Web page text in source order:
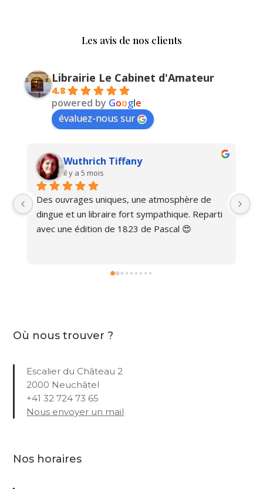
Les avis de nos clients
Librairie Le Cabinet d'Amateur
4.8
powered by Google
évaluez-nous sur
Wuthrich Tiffany
il y a 5 mois
Des ouvrages uniques, une atmosphère de
dingue et un libraire fort sympathique. Reparti
avec une édition de 1823 de Pascal 😍
Où nous trouver ?
Escalier du Château 2
2000 Neuchâtel
+41 32 724 73 65
Nous envoyer un mail
Nos horaires